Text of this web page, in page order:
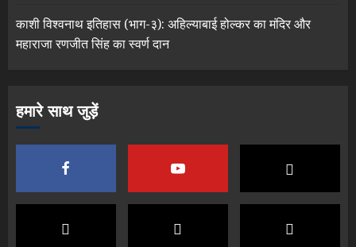
काशी विश्वनाथ इतिहास (भाग-३): अहिल्याबाई होल्कर का मंदिर और
महाराजा रणजीत सिंह का स्वर्ण दान
हमारे साथ जुड़ें